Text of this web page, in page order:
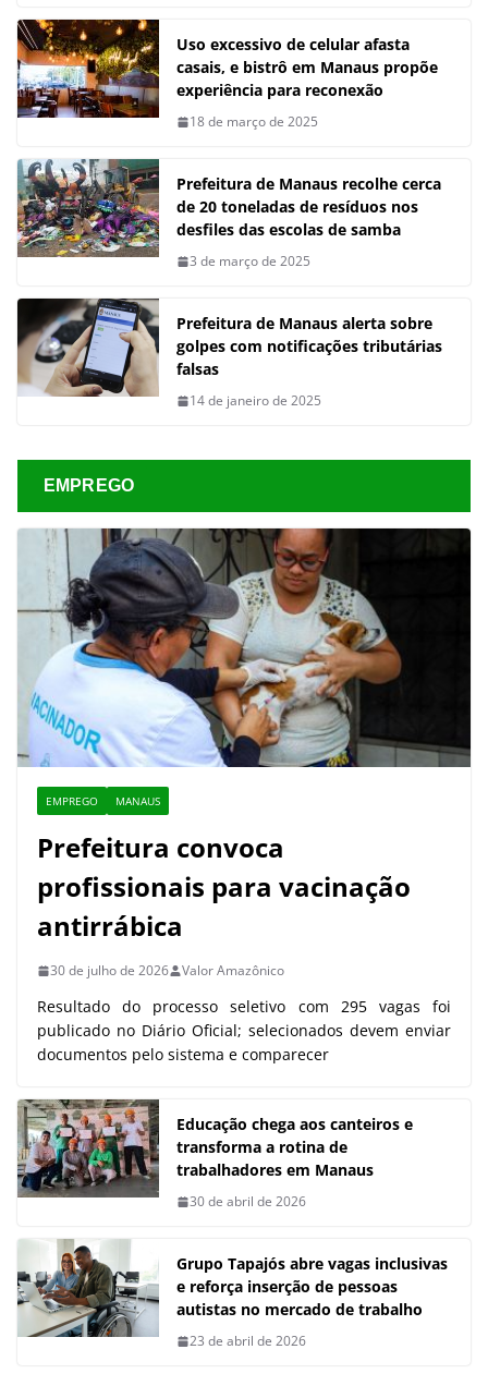
Uso excessivo de celular afasta
casais, e bistrô em Manaus propõe
experiência para reconexão
18 de março de 2025
Prefeitura de Manaus recolhe cerca
de 20 toneladas de resíduos nos
desfiles das escolas de samba
3 de março de 2025
Prefeitura de Manaus alerta sobre
golpes com notificações tributárias
falsas
14 de janeiro de 2025
EMPREGO
EMPREGO MANAUS
Prefeitura convoca
profissionais para vacinação
antirrábica
30 de julho de 2026 Valor Amazônico
Resultado do processo seletivo com 295 vagas foi
publicado no Diário Oficial; selecionados devem enviar
documentos pelo sistema e comparecer
Educação chega aos canteiros e
transforma a rotina de
trabalhadores em Manaus
30 de abril de 2026
Grupo Tapajós abre vagas inclusivas
e reforça inserção de pessoas
autistas no mercado de trabalho
23 de abril de 2026